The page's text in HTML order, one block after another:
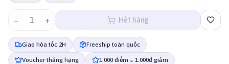
− 1 + Hết hàng
Giao hỏa tốc 2H Freeship toàn quốc
Voucher thăng hạng 1.000 điểm = 1.000đ giảm